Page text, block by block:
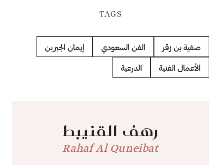
TAGS
صفية بن زقر الفن السعودي إيمان الجبرين
الأعمال الفنية الدرعية
رهف القنيبط
Rahaf Al Quneibat